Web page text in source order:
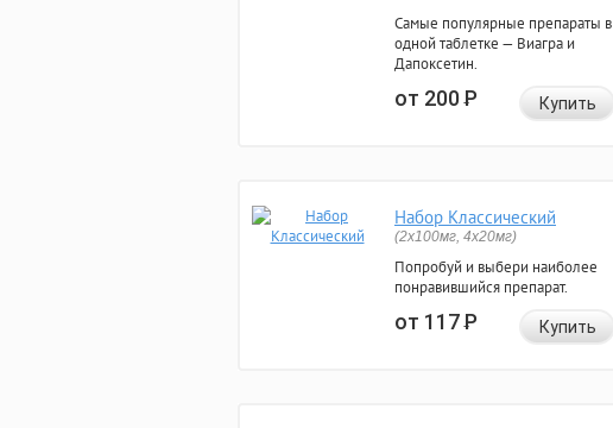
Самые популярные препараты в
одной таблетке — Виагра и
Дапоксетин.
от 200Р Купить
Набор Классический
(2x100мг, 4x20мг)
Попробуй и выбери наиболее
понравившийся препарат.
от 117Р Купить